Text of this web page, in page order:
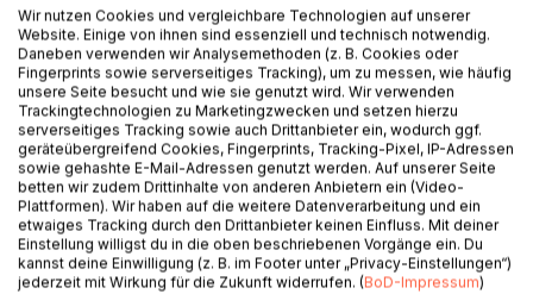
BESCHREIBUNG
Margit Moos, Jahrgang 1932, wurde in dem kleinen Dorf
Göhren im böhmischen Erzgebirge geboren.
Margit Moos erzählt in diesem Buch in kleinen Episoden
von ihrer Kindheit im Sudetenland und die Vertreibung aus
ihrer Heimat.
Als der 2. Weltkrieg am 07.05.1945 in Europa zu Ende ging,
besetzten russische Soldaten ihr Dorf.
Bald darauf zogen die Russen wieder ab und überließen die
Wir nutzen Cookies und vergleichbare Technologien auf unserer
Website. Einige von ihnen sind essenziell und technisch notwendig.
Daneben verwenden wir Analysemethoden (z. B. Cookies oder
Fingerprints sowie serverseitiges Tracking), um zu messen, wie häufig
unsere Seite besucht und wie sie genutzt wird. Wir verwenden
Trackingtechnologien zu Marketingzwecken und setzen hierzu
serverseitiges Tracking sowie auch Drittanbieter ein, wodurch ggf.
geräteübergreifend Cookies, Fingerprints, Tracking-Pixel, IP-Adressen
sowie gehashte E-Mail-Adressen genutzt werden. Auf unserer Seite
betten wir zudem Drittinhalte von anderen Anbietern ein (Video-
Plattformen). Wir haben auf die weitere Datenverarbeitung und ein
etwaiges Tracking durch den Drittanbieter keinen Einfluss. Mit deiner
Einstellung willigst du in die oben beschriebenen Vorgänge ein. Du
kannst deine Einwilligung (z. B. im Footer unter „Privacy-Einstellungen“)
jederzeit mit Wirkung für die Zukunft widerrufen. (BoD-Impressum)